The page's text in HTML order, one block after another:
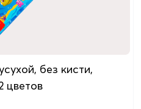
без кисти,
цветов